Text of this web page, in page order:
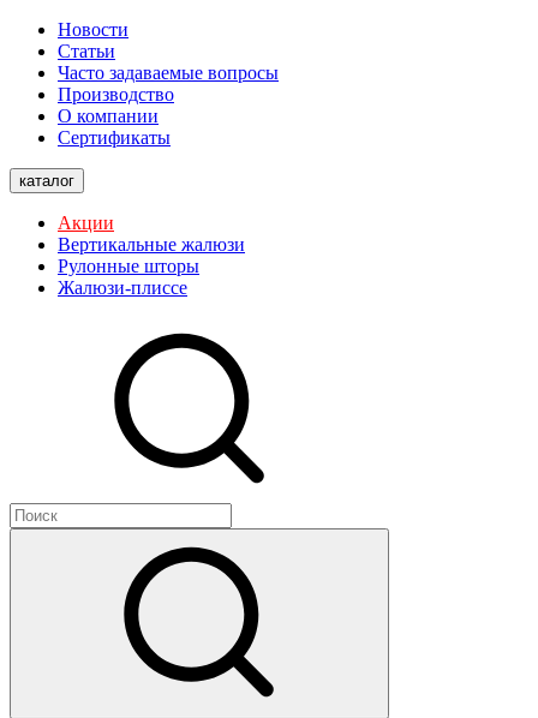
Новости
Статьи
Часто задаваемые вопросы
Производство
О компании
Сертификаты
каталог
Акции
Вертикальные жалюзи
Рулонные шторы
Жалюзи-плиссе